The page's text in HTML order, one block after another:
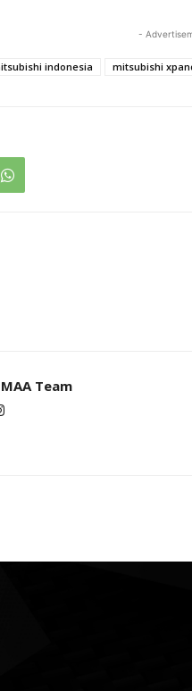
-
indonesia mitsubishi
Team